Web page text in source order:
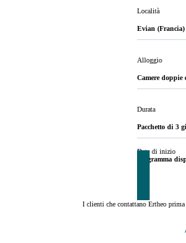
Località
Evian (Francia)
Alloggio
Camere doppie
Durata
Pacchetto di 3
Date di inizio
Programma
I clienti che contattano Ertheo